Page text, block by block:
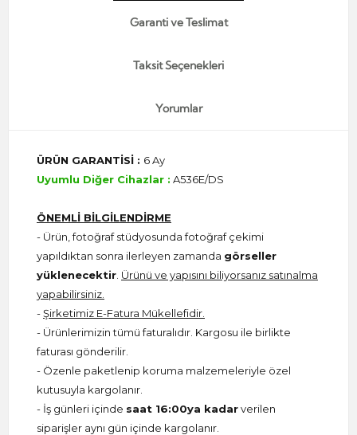
Garanti ve Teslimat
Taksit Seçenekleri
Yorumlar
ÜRÜN GARANTİSİ : 6 Ay
Uyumlu Diğer Cihazlar : A536E/DS
ÖNEMLİ BİLGİLENDİRME
- Ürün, fotoğraf stüdyosunda fotoğraf çekimi
yapıldıktan sonra ilerleyen zamanda görseller
yüklenecektir Ürünü ve yapısını biliyorsanız satınalma
yapabilirsiniz.
-Şirketimiz E-Fatura Mükellefidir.
- Ürünlerimizin tümü faturalıdır. Kargosu ile birlikte
faturası gönderilir.
- Özenle paketlenip koruma malzemeleriyle özel
kutusuyla kargolanır.
- İş günleri içinde saat 16:00ya kadarverilen
siparişler aynı gün içinde kargolanır.